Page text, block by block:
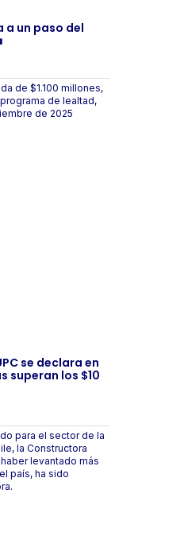
a un paso del
de $1.100 millones,
de lealtad,
de 2025
se declara en
superan los $10
para el sector de la
la Constructora
levantado más
país, ha sido